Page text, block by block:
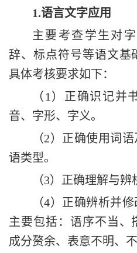
1.语言文字应用
主要考查学生对
辞、标点符号等语文基
具体考核要求如下：
（1）正确识记并
音、字形、字义。
（2） 正确使用词语
语类型。
（3）正确理解与辨
（4）正确辨析并修
主要包括：语序不当、
成分赘余、表意不明、